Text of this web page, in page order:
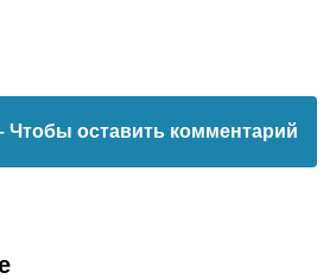
Чтобы оставить комментарий